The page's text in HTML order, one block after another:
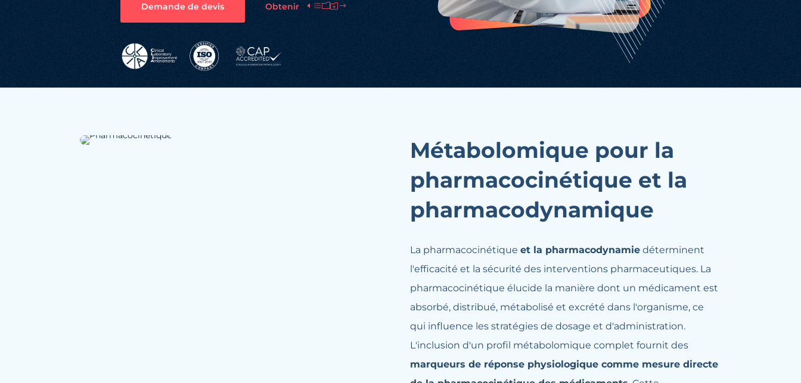
Demande de devis Obtenir Demo$
Métabolomique pour la
pharmacocinétique et la
pharmacodynamique
La pharmacocinétiqueet la pharmacodynamie déterminent
l'efficacité et la sécurité des interventions pharmaceutiques. La
pharmacocinétique élucide la manière dont un médicament est
absorbé, distribué, métabolisé et excrété dans l'organisme, ce
qui influence les stratégies de dosage et d'administration.
L'inclusion d'un profil métabolomique complet fournit des
marqueurs de réponse physiologique comme mesure directe